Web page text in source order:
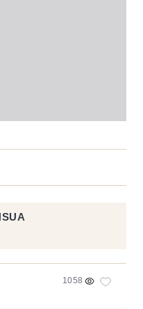
1058